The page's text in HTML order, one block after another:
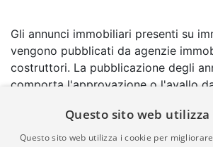
Gli annunci immobiliari presenti su
vengono pubblicati da agenzie
costruttori. La pubblicazione degli
comporta l'approvazione o l'avallo
garanzia da parte di quest'ultima.
quindi non è responsabile della
Questo sito web utilizza
Questo sito web utilizza i cookie per